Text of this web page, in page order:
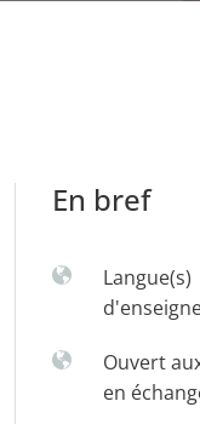
En bref
Langue(s)
Ouvert
en